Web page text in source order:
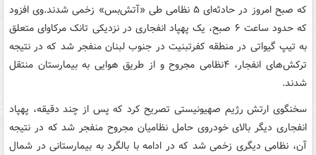
که صبح امروز در حادثه‌ای ۵ نظامی طی «آتش‌بس» زخمی شدند.وی افزود
که حدود ساعت ۶ صبح، یک پهپاد انفجاری در نزدیکی تانک مرکاوای متعلق
به تیپ گیواتی در منطقه کفرتبنیت در جنوب لبنان منفجر شد که در نتیجه
ترکش‌های انفجار، ۴نظامی مجروح و از طریق هوایی به بیمارستان منتقل
شدند.
سخنگوی ارتش رژیم صهیونیستی تصریح کرد که پس از چند دقیقه، پهپاد
انفجاری دیگر بالای خودروی حامل نظامیان مجروح منفجر شد که در نتیجه
آن، نظامی دیگری زخمی شد که در ادامه با بالگرد به بیمارستانی در شمال